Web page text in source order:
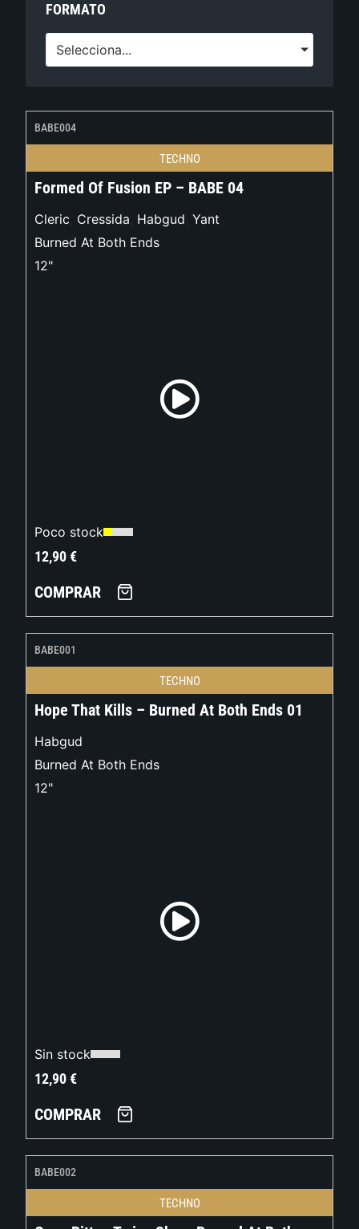
FORMATO
Selecciona...
BABE004
TECHNO
Formed Of Fusion EP – BABE 04
Cleric, Cressida, Habgud, Yant
Burned At Both Ends
12"
Poco stock
12,90€
COMPRAR
BABE001
TECHNO
Hope That Kills – Burned At Both Ends 01
Habgud
Burned At Both Ends
12"
Sin stock
12,90€
COMPRAR
BABE002
TECHNO